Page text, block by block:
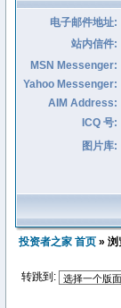
电子邮件地址:
站内信件:
MSN Messenger:
Yahoo Messenger:
AIM Address:
ICQ 号:
图片库:
投资者之家 首页 »
转跳到: